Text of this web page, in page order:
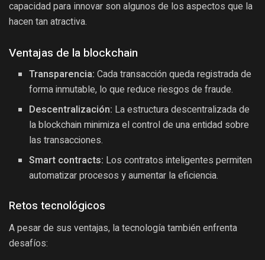
capacidad para innovar son algunos de los aspectos que la
hacen tan atractiva.
Ventajas de la blockchain
Transparencia: Cada transacción queda registrada de
forma inmutable, lo que reduce riesgos de fraude.
Descentralización: La estructura descentralizada de
la blockchain minimiza el control de una entidad sobre
las transacciones.
Smart contracts: Los contratos inteligentes permiten
automatizar procesos y aumentar la eficiencia.
Retos tecnológicos
A pesar de sus ventajas, la tecnología también enfrenta
desafíos: